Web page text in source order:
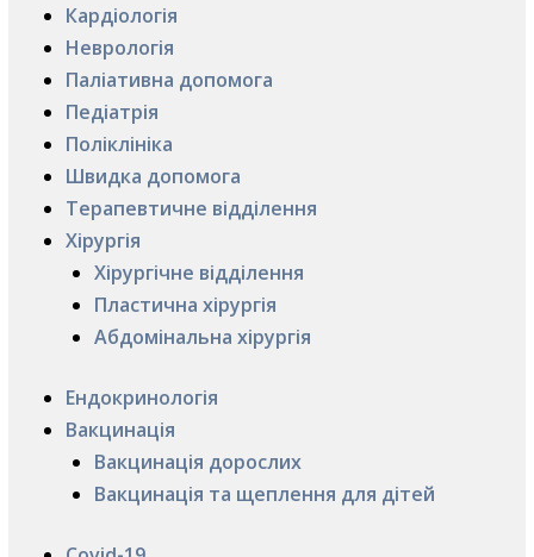
Кардіологія
Неврологія
Паліативна допомога
Педіатрія
Поліклініка
Швидка допомога
Терапевтичне відділення
Хірургія
Хірургічне відділення
Пластична хірургія
Абдомінальна хірургія
Ендокринологія
Вакцинація
Вакцинація дорослих
Вакцинація та щеплення для дітей